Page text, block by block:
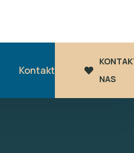
Kontakt
NAS